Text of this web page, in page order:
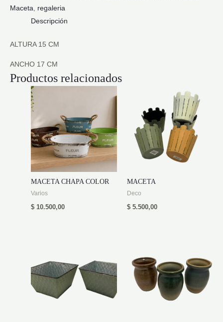
Maceta
regaleria
Descripción
ALTURA 15 CM
ANCHO 17 CM
Productos relacionados
MACETA CHAPA COLOR
Varios
$ 10.500,00
MACETA
Deco
$ 5.500,00